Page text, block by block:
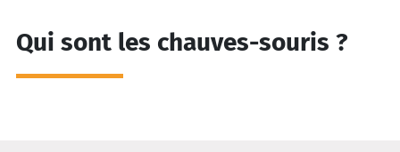
Qui sont les chauves-souris ?